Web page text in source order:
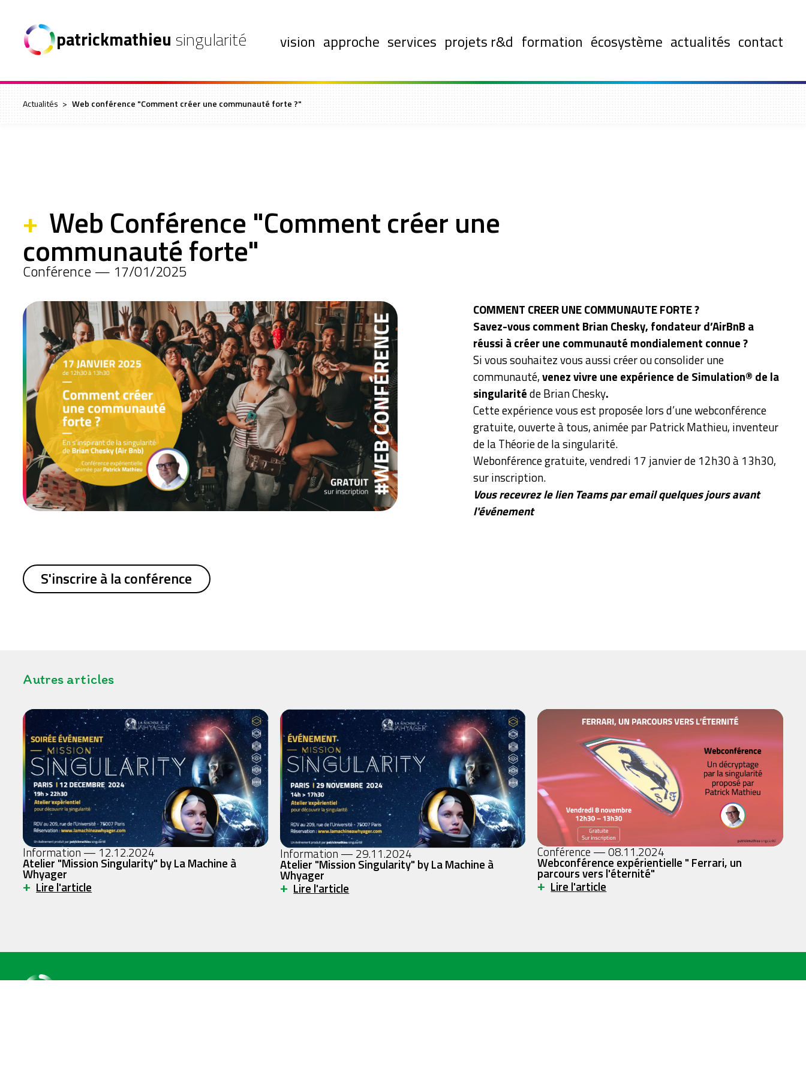
patrickmathieu singularité vision approche services projets r&d formation écosystème actualités contact
Actualités > Web conférence "Comment créer une communauté forte ?"
+ Web Conférence "Comment créer une
communauté forte"
Conférence — 17/01/2025
COMMENT CREER UNE COMMUNAUTE FORTE ?
Savez-vous comment Brian Chesky, fondateur d’AirBnB a
réussi à créer une communauté mondialement connue ?
Si vous souhaitez vous aussi créer ou consolider une
communauté,venez vivre une expérience de Simulation® de la
singularitéde Brian Chesky.
Cette expérience vous est proposée lors d’une webconférence
gratuite, ouverte à tous, animée par Patrick Mathieu, inventeur
de la Théorie de la singularité.
Webonférence gratuite, vendredi 17 janvier de 12h30 à 13h30,
sur inscription.
Vous recevrez le lien Teams par email quelques jours avant
l'événement
S'inscrire à la conférence
Autres articles
Information — 12.12.2024
Atelier "Mission Singularity" by La Machine à
Whyager
+ Lire l'article
Information — 29.11.2024
Atelier "Mission Singularity" by La Machine à
Whyager
+ Lire l'article
Conférence — 08.11.2024
Webconférence expérientielle " Ferrari, un
parcours vers l'éternité"
+ Lire l'article